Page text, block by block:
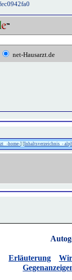
net-Hausarzt.de
-home-] [Inhaltsverzeichnis -
Erläuterung